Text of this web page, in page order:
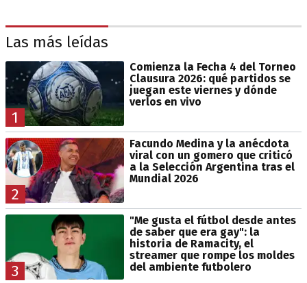
Las más leídas
1
Comienza la Fecha 4 del Torneo
Clausura 2026: qué partidos se
juegan este viernes y dónde
verlos en vivo
2
Facundo Medina y la anécdota
viral con un gomero que criticó
a la Selección Argentina tras el
Mundial 2026
3
"Me gusta el fútbol desde antes
de saber que era gay": la
historia de Ramacity, el
streamer que rompe los moldes
del ambiente futbolero